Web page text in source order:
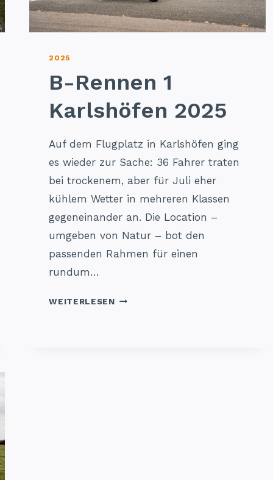
2025
B-Rennen 1
Karlshöfen 2025
Auf dem Flugplatz in Karlshöfen ging
es wieder zur Sache: 36 Fahrer traten
bei trockenem, aber für Juli eher
kühlem Wetter in mehreren Klassen
gegeneinander an. Die Location –
umgeben von Natur – bot den
passenden Rahmen für einen
rundum…
WEITERLESENB-